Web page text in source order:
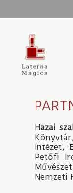
Hazai
Intézet,
Petőfi
Nemzeti